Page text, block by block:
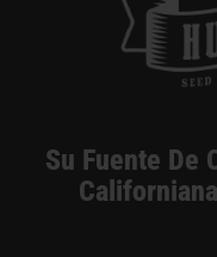
Su Fuente De